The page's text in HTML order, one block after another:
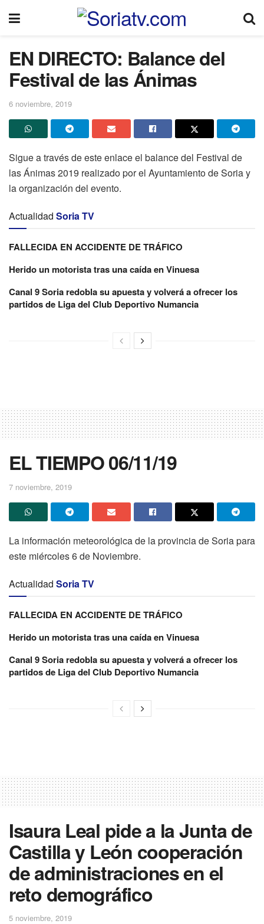
EN DIRECTO: Balance del
Festival de las Ánimas
6 noviembre, 2019
Sigue a través de este enlace el balance del Festival de
las Ánimas 2019 realizado por el Ayuntamiento de Soria y
la organización del evento.
Actualidad Soria TV
FALLECIDA EN ACCIDENTE DE TRÁFICO
Herido un motorista tras una caída en Vinuesa
Canal 9 Soria redobla su apuesta y volverá a ofrecer los
partidos de Liga del Club Deportivo Numancia
EL TIEMPO 06/11/19
7 noviembre, 2019
La información meteorológica de la provincia de Soria para
este miércoles 6 de Noviembre.
Actualidad Soria TV
FALLECIDA EN ACCIDENTE DE TRÁFICO
Herido un motorista tras una caída en Vinuesa
Canal 9 Soria redobla su apuesta y volverá a ofrecer los
partidos de Liga del Club Deportivo Numancia
Isaura Leal pide a la Junta de
Castilla y León cooperación
de administraciones en el
reto demográfico
5 noviembre, 2019